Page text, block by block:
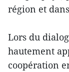
région et
Lors du
hautement
coopération